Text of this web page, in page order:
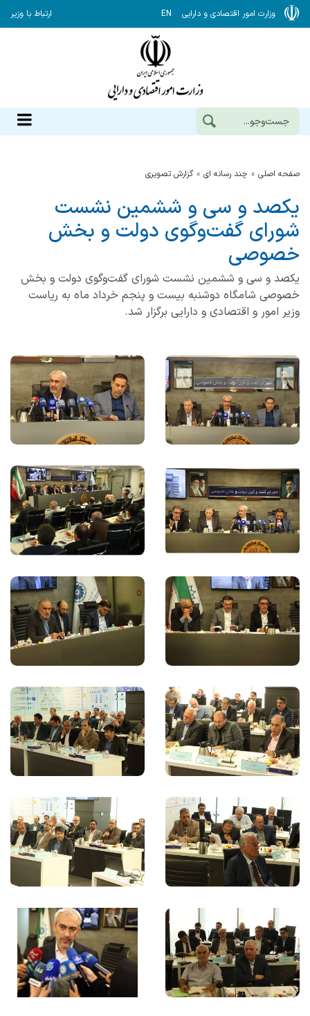
وزارت امور اقتصادی و دارایی EN ارتباط با وزیر
صفحه اصلی چند رسانه ای گزارش‌ تصویری
یکصد و سی و ششمین نشست
شورای گفت‌وگوی دولت و بخش
خصوصی
یکصد و سی و ششمین نشست شورای گفت‌وگوی دولت و بخش
خصوصی شامگاه دوشنبه بیست و پنجم خرداد ماه به ریاست
وزیر امور و اقتصادی و دارایی برگزار شد.